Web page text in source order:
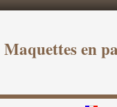
Maquettes en